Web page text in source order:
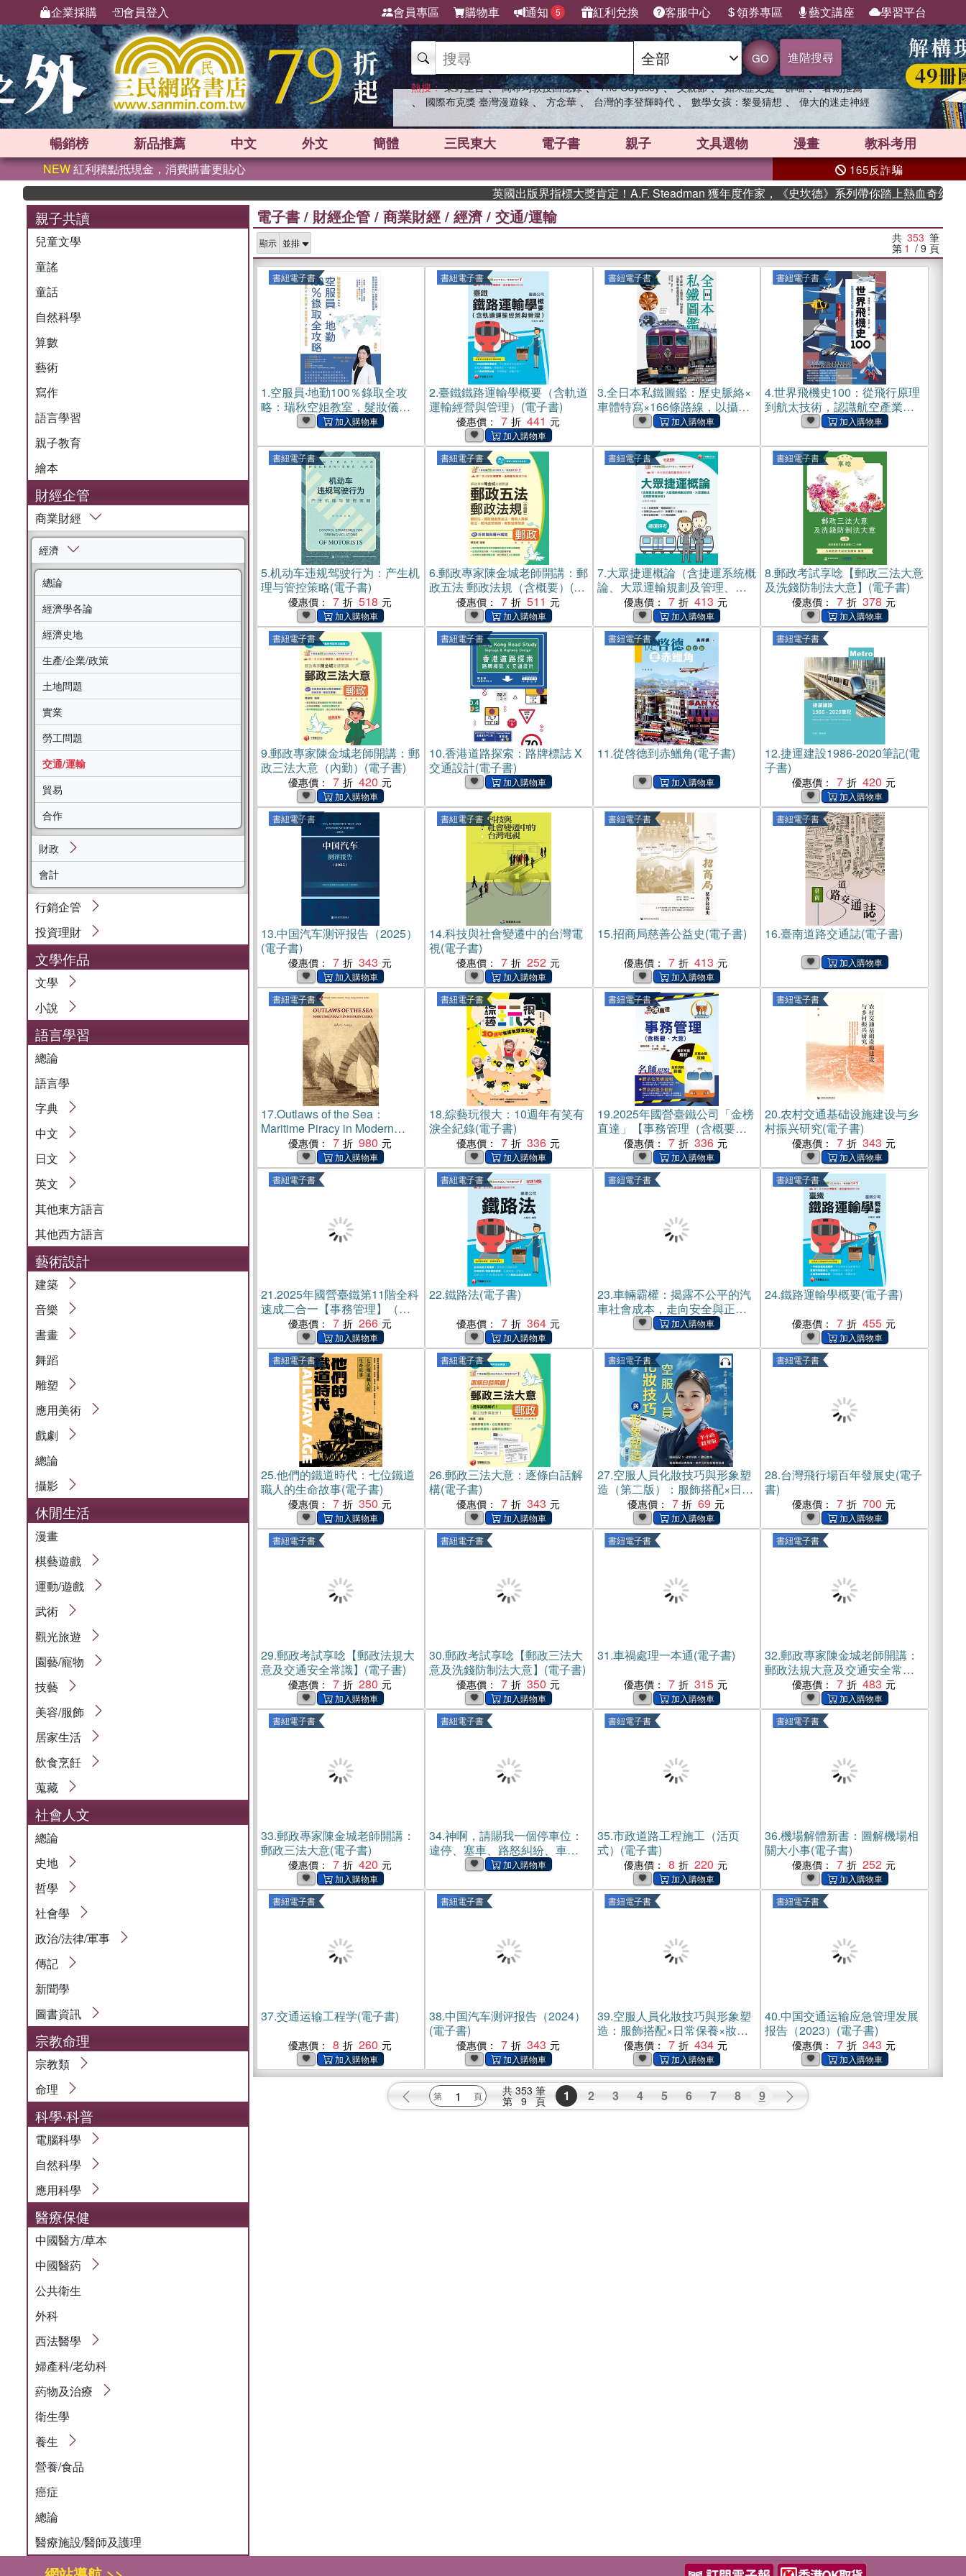
企業採購 會員登入 會員專區 購物車 通知 5 紅利兌換 客服中心 領券專區 藝文講座 學習平台
GO 進階搜尋
熱搜： 東野圭吾 、 高希均教授回憶錄 、 The Odyssey 、 父親節 、 如果歷史是一群喵 、 暑期推薦
、 國際布克獎 臺灣漫遊錄 、 方念華 、 台灣的李登輝時代 、 數學女孩：黎曼猜想 、 偉大的迷走神經
暢銷榜 新品推薦 中文 外文 簡體 三民東大 電子書 親子 文具選物 漫畫 教科考用
NEW紅利積點抵現金，消費購書更貼心 165反詐騙
英國出版界指標大獎肯定！A.F. Steadman 獲年度作家，《史坎德》系列帶你踏上熱血奇幻旅程
親子共讀
兒童文學
童謠
童話
自然科學
算數
藝術
寫作
語言學習
親子教育
繪本
財經企管
商業財經
經濟
總論
經濟學各論
經濟史地
生產/企業/政策
土地問題
實業
勞工問題
交通/運輸
貿易
合作
財政
會計
行銷企管
投資理財
文學作品
文學
小說
語言學習
總論
語言學
字典
中文
日文
英文
其他東方語言
其他西方語言
藝術設計
建築
音樂
書畫
舞蹈
雕塑
應用美術
戲劇
總論
攝影
休閒生活
漫畫
棋藝遊戲
運動/遊戲
武術
觀光旅遊
園藝/寵物
技藝
美容/服飾
居家生活
飲食烹飪
蒐藏
社會人文
總論
史地
哲學
社會學
政治/法律/軍事
傳記
新聞學
圖書資訊
宗教命理
宗教類
命理
科學‧科普
電腦科學
自然科學
應用科學
醫療保健
中國醫方/草本
中國醫葯
公共衛生
外科
西法醫學
婦產科/老幼科
葯物及治療
衛生學
養生
營養/食品
癌症
總論
醫療施設/醫師及護理
電子書 / 財經企管 / 商業財經 / 經濟/ 交通/運輸
顯示 共 353 筆
第 1 / 9 頁
書紐電子書
1.空服員‧地勤100％錄取全攻
略：瑞秋空姐教室，髮妝儀態 ×
中英回答 × 面試技巧 × 應考上
書紐電子書
2.臺鐵鐵路運輸學概要（含軌道
運輸經營與管理）(電子書)
優惠價： 7 441
書紐電子書
3.全日本私鐵圖鑑：歷史脈絡×
車體特寫×166條路線，以攝影
角度盡覽鐵道美景(電子書)
書紐電子書
4.世界飛機史100：從飛行原理
到航太技術，認識航空產業的
發展與變革(電子書)
書紐電子書
5.机动车违规驾驶行为：产生机
理与管控策略(電子書)
優惠價： 7 518
書紐電子書
6.郵政專家陳金城老師開講：郵
政五法 郵政法規（含概要）(電
優惠價： 7 511
書紐電子書
7.大眾捷運概論（含捷運系統概
論、大眾運輸規劃及管理、大
眾捷運法及相關捷運法規）(電
優惠價： 7 413
書紐電子書
8.郵政考試享唸【郵政三法大意
及洗錢防制法大意】(電子書)
優惠價： 7 378
書紐電子書
9.郵政專家陳金城老師開講：郵
政三法大意（內勤）(電子書)
優惠價： 7 420
書紐電子書
10.香港道路探索：路牌標誌 X
交通設計(電子書)
書紐電子書
11.從啓德到赤鱲角(電子書)
書紐電子書
12.捷運建設1986-2020筆記(電
子書)
優惠價： 7 420
書紐電子書
13.中国汽车测评报告（2025）
(電子書)
優惠價： 7 343
書紐電子書
14.科技與社會變遷中的台灣電
視(電子書)
優惠價： 7 252
書紐電子書
15.招商局慈善公益史(電子書)
優惠價： 7 413
書紐電子書
16.臺南道路交通誌(電子書)
書紐電子書
17.Outlaws of the Sea：
Maritime Piracy in Modern
China(電子書)
優惠價： 7 980
書紐電子書
18.綜藝玩很大：10週年有笑有
淚全紀錄(電子書)
優惠價： 7 336
書紐電子書
19.2025年國營臺鐵公司「金榜
直達」【事務管理（含概要與
大意）】（一本精讀高效奪
榜．最新考題精準詳解！）(電
子書)
優惠價： 7 336
書紐電子書
20.农村交通基础设施建设与乡
村振兴研究(電子書)
優惠價： 7 343
書紐電子書
21.2025年國營臺鐵第11階全科
速成二合一【事務管理】（作
文＋事務管理大意）（二科合
一重點掃描‧一本精讀高效奪
榜）(電子書)
優惠價： 7 266
書紐電子書
22.鐵路法(電子書)
優惠價： 7 364
書紐電子書
23.車輛霸權：揭露不公平的汽
車社會成本，走向安全與正義
的交通革命(電子書)
書紐電子書
24.鐵路運輸學概要(電子書)
優惠價： 7 455
書紐電子書
25.他們的鐵道時代：七位鐵道
職人的生命故事(電子書)
優惠價： 7 350
書紐電子書
26.郵政三法大意：逐條白話解
構(電子書)
優惠價： 7 343
書紐電子書
27.空服人員化妝技巧與形象塑
造（第二版）：服飾搭配×日常
保養×妝容教學，兼具美感與專
業度，由內而外散發獨特氣質
【純有聲】(電子書)
優惠價： 7 69
書紐電子書
28.台灣飛行場百年發展史(電子
書)
優惠價： 7 700
書紐電子書
29.郵政考試享唸【郵政法規大
意及交通安全常識】(電子書)
優惠價： 7 280
書紐電子書
30.郵政考試享唸【郵政三法大
意及洗錢防制法大意】(電子書)
優惠價： 7 350
書紐電子書
31.車禍處理一本通(電子書)
優惠價： 7 315
書紐電子書
32.郵政專家陳金城老師開講：
郵政法規大意及交通安全常識
（外勤）(電子書)
優惠價： 7 483
書紐電子書
33.郵政專家陳金城老師開講：
郵政三法大意(電子書)
優惠價： 7 420
書紐電子書
34.神啊，請賜我一個停車位：
違停、塞車、路怒糾紛、車位
難尋、行人空間不足……改善
規畫，打造以「人」為本的生
活環境(電子書)
書紐電子書
35.市政道路工程施工（活页
式）(電子書)
優惠價： 8 220
書紐電子書
36.機場解體新書：圖解機場相
關大小事(電子書)
優惠價： 7 252
書紐電子書
37.交通运输工程学(電子書)
優惠價： 8 260
書紐電子書
38.中国汽车测评报告（2024）
(電子書)
優惠價： 7 343
書紐電子書
39.空服人員化妝技巧與形象塑
造：服飾搭配×日常保養×妝容
教學，兼具美感與專業度，由
內而外散發獨特氣質(電子書)
優惠價： 7 434
書紐電子書
40.中国交通运输应急管理发展
报告（2023）(電子書)
優惠價： 7 343
共 353 筆
第 9 頁 1 2 3 4 5 6 7 8 9